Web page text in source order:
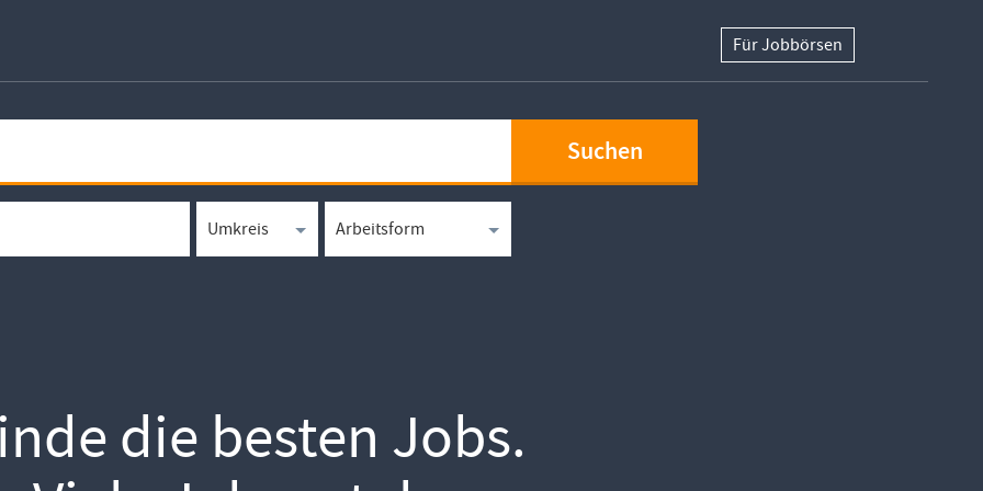
Für Jobbörsen
die besten Jobs.